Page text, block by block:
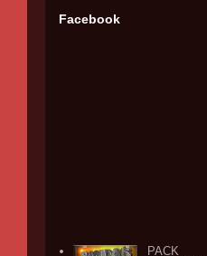
Facebook
PACK